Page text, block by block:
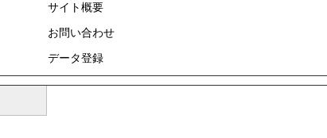
サイト概要
お問い合わせ
データ登録